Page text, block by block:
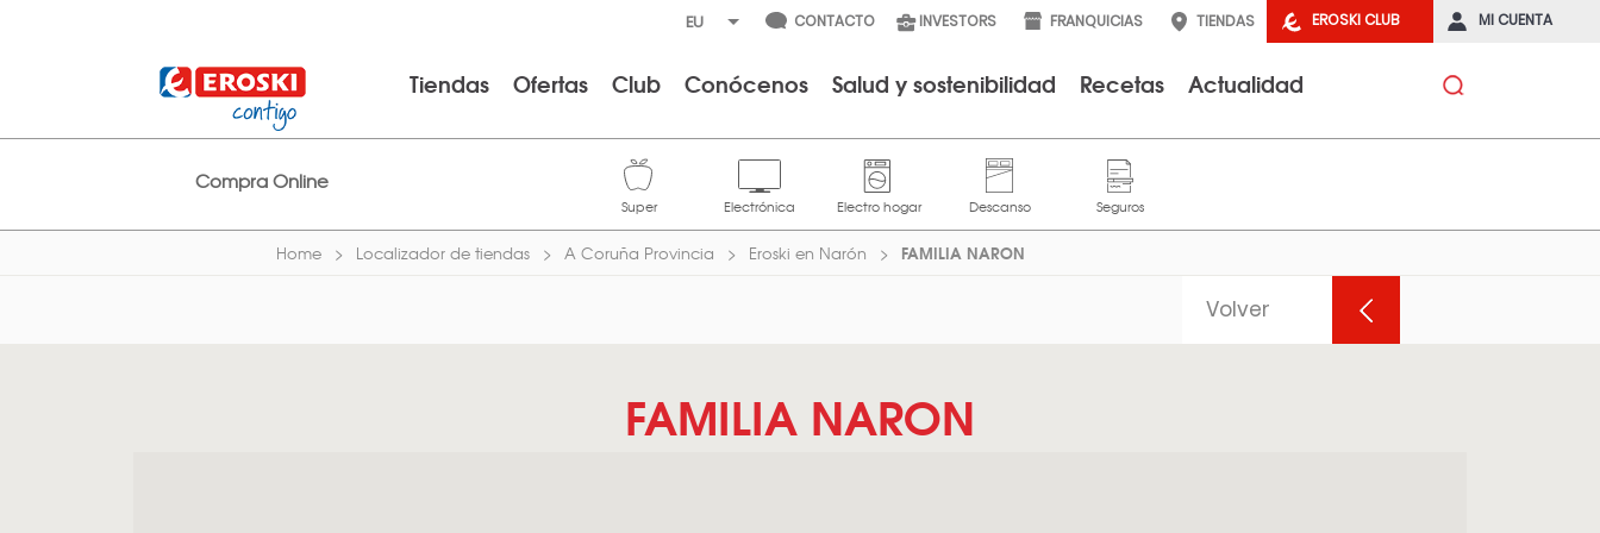
EROSKI CLUB MI CUENTA
CONTACTO INVESTORS FRANQUICIAS TIENDAS
Tiendas Ofertas Club Conócenos Salud y sostenibilidad Recetas Actualidad
Compra Online
Home Localizador de tiendas A Coruña Provincia Eroski en Narón FAMILIA NARON
Volver
FAMILIA NARON